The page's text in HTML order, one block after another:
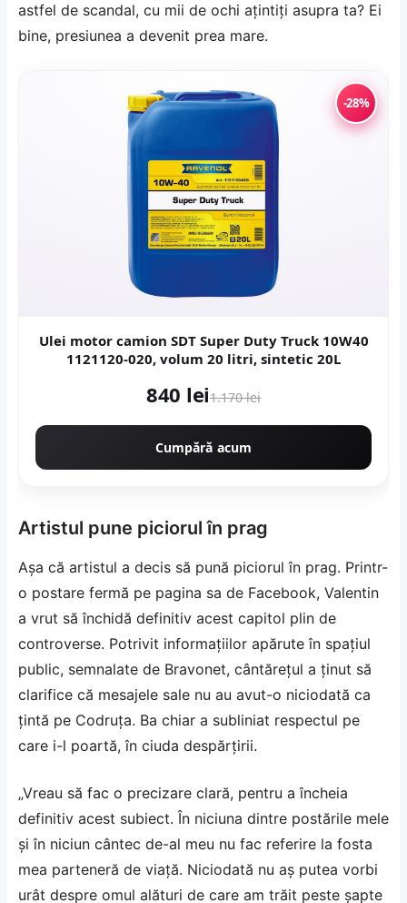
astfel de scandal, cu mii de ochi ațintiți asupra ta? Ei
bine, presiunea a devenit prea mare.
-28%
Ulei motor camion SDT Super Duty Truck 10W40
1121120-020, volum 20 litri, sintetic 20L
840 lei1.170 lei
Cumpără acum
Artistul pune piciorul în prag
Așa că artistul a decis să pună piciorul în prag. Printr-
o postare fermă pe pagina sa de Facebook, Valentin
a vrut să închidă definitiv acest capitol plin de
controverse. Potrivit informațiilor apărute în spațiul
public, semnalate de Bravonet, cântărețul a ținut să
clarifice că mesajele sale nu au avut-o niciodată ca
țintă pe Codruța. Ba chiar a subliniat respectul pe
care i-l poartă, în ciuda despărțirii.
„Vreau să fac o precizare clară, pentru a încheia
definitiv acest subiect. În niciuna dintre postările mele
și în niciun cântec de-al meu nu fac referire la fosta
mea parteneră de viață. Niciodată nu aș putea vorbi
urât despre omul alături de care am trăit peste șapte